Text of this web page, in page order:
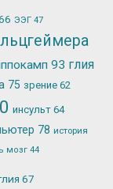
ЭЭГ 47
93 глия
75 зрение 62
инсульт 64
78 история
мозг 44
67